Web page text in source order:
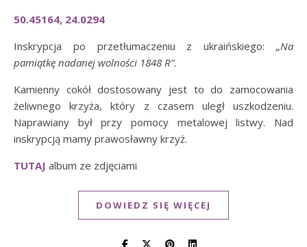
50.45164, 24.0294
Inskrypcja po przetłumaczeniu z ukraińskiego: „Na
pamiątkę nadanej wolności 1848 R”.
Kamienny cokół dostosowany jest to do zamocowania
żeliwnego krzyża, który z czasem uległ uszkodzeniu.
Naprawiany był przy pomocy metalowej listwy. Nad
inskrypcją mamy prawosławny krzyż.
TUTAJ album ze zdjęciami
DOWIEDZ SIĘ WIĘCEJ